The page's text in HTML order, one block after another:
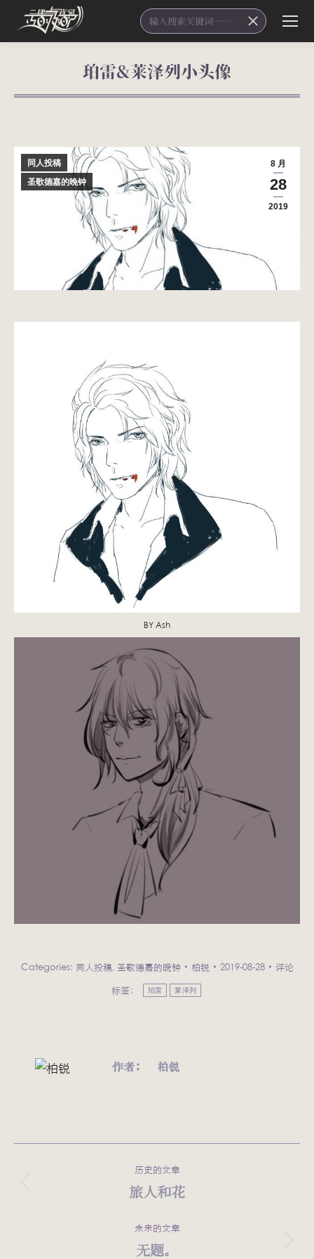
Search:
珀雷&莱泽列小头像
您在这里：
8 月
28
2019
同人投稿
圣歌德嘉的晚钟
BY Ash
Categories: 同人投稿, 圣歌德嘉的晚钟 柏锐 2019-08-28
评论
标签：
珀雷 莱泽列
作者： 柏锐
历史的文章
历
的
文
旅人和花
未来的文章
未
无题。